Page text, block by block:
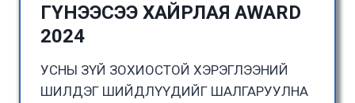
ГҮНЭЭСЭЭ ХАЙРЛАЯ AWARD
2024
УСНЫ ЗҮЙ ЗОХИОСТОЙ ХЭРЭГЛЭЭНИЙ
ШИЛДЭГ ШИЙДЛҮҮДИЙГ ШАЛГАРУУЛНА